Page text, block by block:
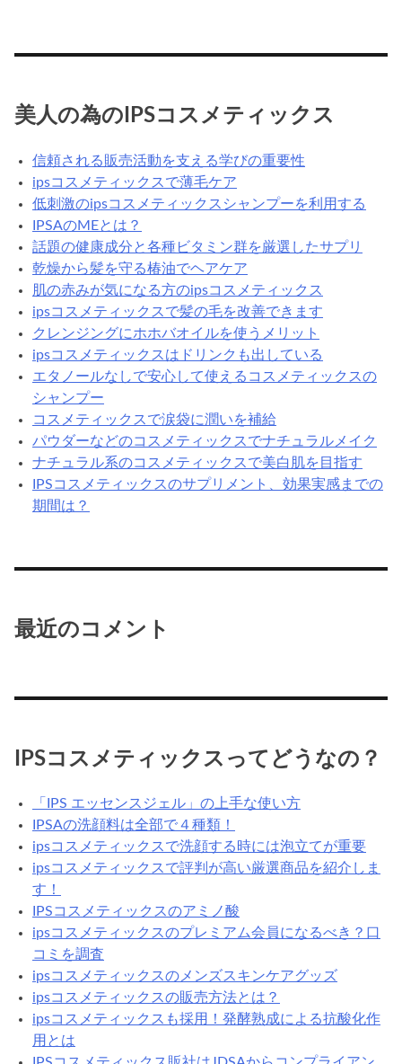
美人の為のIPSコスメティックス
信頼される販売活動を支える学びの重要性
ipsコスメティックスで薄毛ケア
低刺激のipsコスメティックスシャンプーを利用する
IPSAのMEとは？
話題の健康成分と各種ビタミン群を厳選したサプリ
乾燥から髪を守る椿油でヘアケア
肌の赤みが気になる方のipsコスメティックス
ipsコスメティックスで髪の毛を改善できます
クレンジングにホホバオイルを使うメリット
ipsコスメティックスはドリンクも出している
エタノールなしで安心して使えるコスメティックスの
シャンプー
コスメティックスで涙袋に潤いを補給
パウダーなどのコスメティックスでナチュラルメイク
ナチュラル系のコスメティックスで美白肌を目指す
IPSコスメティックスのサプリメント、効果実感までの
期間は？
最近のコメント
IPSコスメティックスってどうなの？
「IPS エッセンスジェル」の上手な使い方
IPSAの洗顔料は全部で４種類！
ipsコスメティックスで洗顔する時には泡立てが重要
ipsコスメティックスで評判が高い厳選商品を紹介しま
す！
IPSコスメティックスのアミノ酸
ipsコスメティックスのプレミアム会員になるべき？口
コミを調査
ipsコスメティックスのメンズスキンケアグッズ
ipsコスメティックスの販売方法とは？
ipsコスメティックスも採用！発酵熟成による抗酸化作
用とは